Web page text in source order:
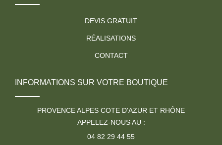
DEVIS GRATUIT
RÉALISATIONS
CONTACT
INFORMATIONS SUR VOTRE BOUTIQUE
PROVENCE ALPES COTE D'AZUR ET RHÔNE
APPELEZ-NOUS AU :
04 82 29 44 55